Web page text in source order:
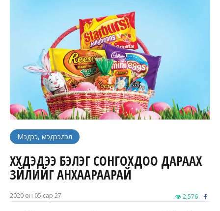
Мэдээ, мэдээлэл
ХҮҮХДЭДЭЭ БЭЛЭГ СОНГОХДОО ДАРААХ
ЗҮЙЛИЙГ АНХААРААРАЙ
2020 он 05 сар 27 2,576